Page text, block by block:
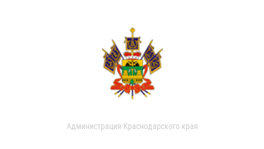
Администрация Краснодарского края